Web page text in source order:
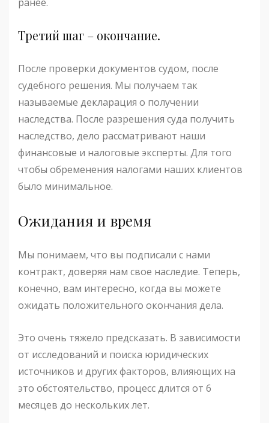
Третий шаг – окончание.
После проверки документов судом, после
судебного решения. Мы получаем так
называемые декларация о получении
наследства. После разрешения суда получить
наследство, дело рассматривают наши
финансовые и налоговые эксперты. Для того
чтобы обременения налогами наших клиентов
было минимальное.
Ожидания и время
Мы понимаем, что вы подписали с нами
контракт, доверяя нам свое наследие. Теперь,
конечно, вам интересно, когда вы можете
ожидать положительного окончания дела.
Это очень тяжело предсказать. В зависимости
от исследований и поиска юридических
источников и других факторов, влияющих на
это обстоятельство, процесс длится от 6
месяцев до нескольких лет.